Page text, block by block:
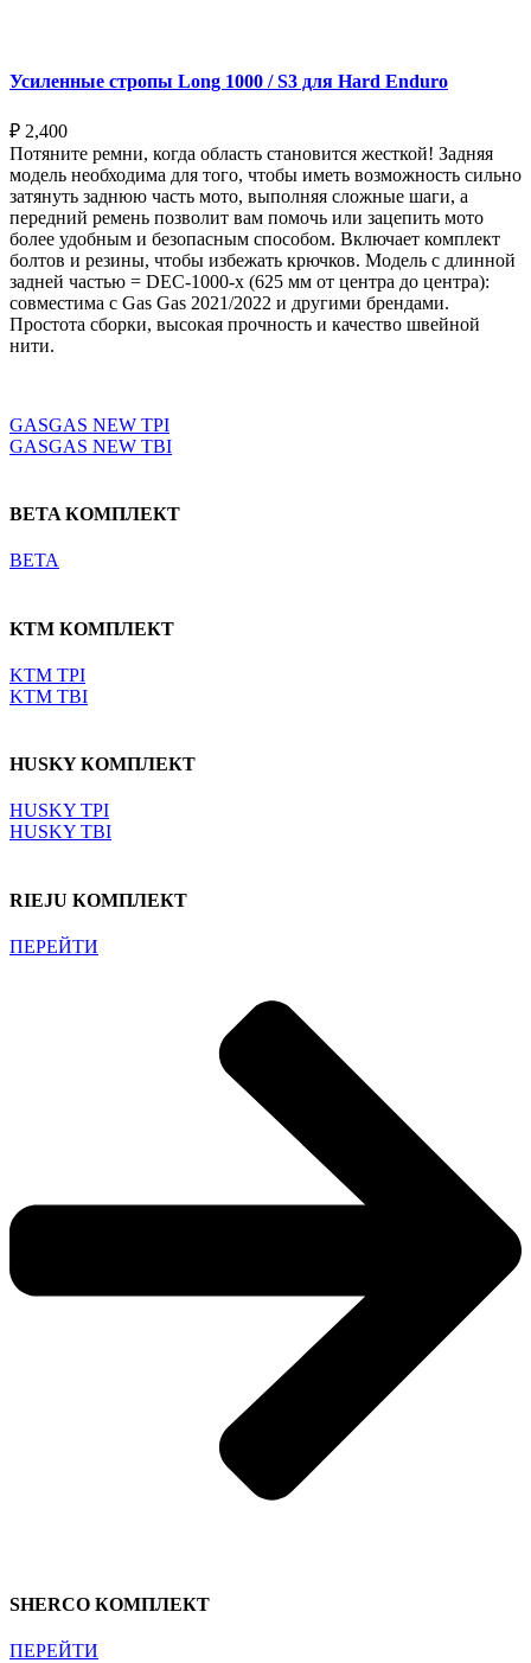
Усиленные стропы Long 1000 / S3 для Hard Enduro
₽ 2,400
Потяните ремни, когда область становится жесткой! Задняя
модель необходима для того, чтобы иметь возможность сильно
затянуть заднюю часть мото, выполняя сложные шаги, а
передний ремень позволит вам помочь или зацепить мото
более удобным и безопасным способом. Включает комплект
болтов и резины, чтобы избежать крючков. Модель с длинной
задней частью = DEC-1000-x (625 мм от центра до центра):
совместима с Gas Gas 2021/2022 и другими брендами.
Простота сборки, высокая прочность и качество швейной
нити.
GASGAS NEW TPI
GASGAS NEW TBI
BETA КОМПЛЕКТ
BETA
KTM КОМПЛЕКТ
KTM TPI
KTM TBI
HUSKY КОМПЛЕКТ
HUSKY TPI
HUSKY TBI
RIEJU КОМПЛЕКТ
ПЕРЕЙТИ
SHERCO КОМПЛЕКТ
ПЕРЕЙТИ